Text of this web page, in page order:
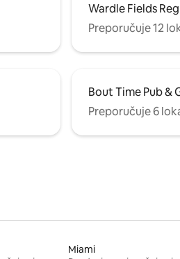
Wardle Fields
Preporučuje 12
Bout Time Pub &
Preporučuje 6
Miami